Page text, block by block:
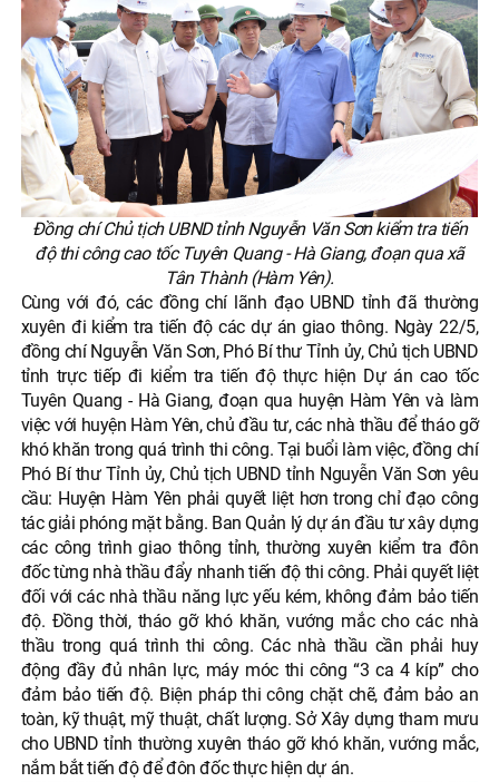
Đồng chí Chủ tịch UBND tỉnh Nguyễn Văn Sơn kiểm tra tiến
độ thi công cao tốc Tuyên Quang - Hà Giang, đoạn qua xã
Tân Thành (Hàm Yên).
Cùng với đó, các đồng chí lãnh đạo UBND tỉnh đã thường
xuyên đi kiểm tra tiến độ các dự án giao thông. Ngày 22/5,
đồng chí Nguyễn Văn Sơn, Phó Bí thư Tỉnh ủy, Chủ tịch UBND
tỉnh trực tiếp đi kiểm tra tiến độ thực hiện Dự án cao tốc
Tuyên Quang - Hà Giang, đoạn qua huyện Hàm Yên và làm
việc với huyện Hàm Yên, chủ đầu tư, các nhà thầu để tháo gỡ
khó khăn trong quá trình thi công. Tại buổi làm việc, đồng chí
Phó Bí thư Tỉnh ủy, Chủ tịch UBND tỉnh Nguyễn Văn Sơn yêu
cầu: Huyện Hàm Yên phải quyết liệt hơn trong chỉ đạo công
tác giải phóng mặt bằng. Ban Quản lý dự án đầu tư xây dựng
các công trình giao thông tỉnh, thường xuyên kiểm tra đôn
đốc từng nhà thầu đẩy nhanh tiến độ thi công. Phải quyết liệt
đối với các nhà thầu năng lực yếu kém, không đảm bảo tiến
độ. Đồng thời, tháo gỡ khó khăn, vướng mắc cho các nhà
thầu trong quá trình thi công. Các nhà thầu cần phải huy
động đầy đủ nhân lực, máy móc thi công “3 ca 4 kíp” cho
đảm bảo tiến độ. Biện pháp thi công chặt chẽ, đảm bảo an
toàn, kỹ thuật, mỹ thuật, chất lượng. Sở Xây dựng tham mưu
cho UBND tỉnh thường xuyên tháo gỡ khó khăn, vướng mắc,
nắm bắt tiến độ để đôn đốc thực hiện dự án.